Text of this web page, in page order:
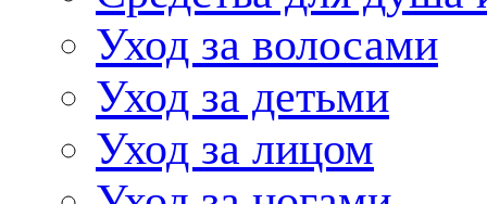
Уход за волосами
Уход за детьми
Уход за лицом